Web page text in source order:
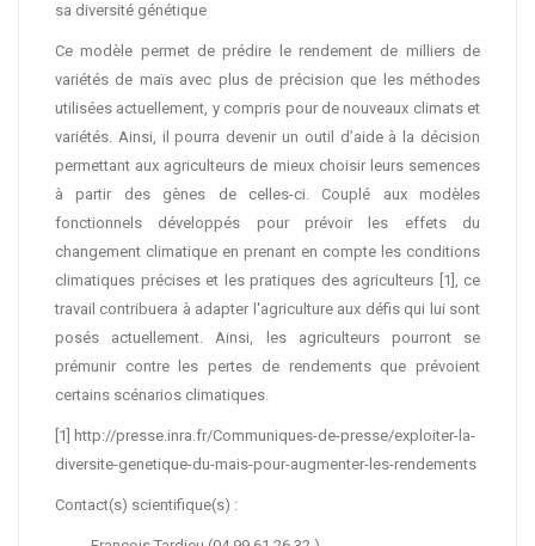
sa diversité génétique
Ce modèle permet de prédire le rendement de milliers de
variétés de maïs avec plus de précision que les méthodes
utilisées actuellement, y compris pour de nouveaux climats et
variétés. Ainsi, il pourra devenir un outil d’aide à la décision
permettant aux agriculteurs de mieux choisir leurs semences
à partir des gènes de celles-ci. Couplé aux modèles
fonctionnels développés pour prévoir les effets du
changement climatique en prenant en compte les conditions
climatiques précises et les pratiques des agriculteurs [1], ce
travail contribuera à adapter l'agriculture aux défis qui lui sont
posés actuellement. Ainsi, les agriculteurs pourront se
prémunir contre les pertes de rendements que prévoient
certains scénarios climatiques.
[1] http://presse.inra.fr/Communiques-de-presse/exploiter-la-
diversite-genetique-du-mais-pour-augmenter-les-rendements
Contact(s) scientifique(s) :